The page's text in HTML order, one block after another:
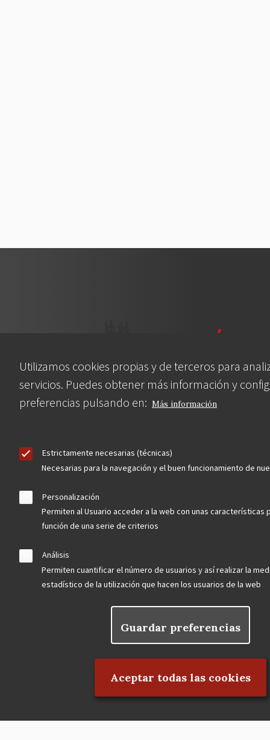
Utilizamos cookies propias y de terceros para
servicios. Puedes obtener más información y
preferencias pulsando en: Más información
Estrictamente necesarias (técnicas)
Necesarias para la navegación y el buen funcionamiento de
Personalización
Permiten al Usuario acceder a la web con unas características
función de una serie de criterios
Análisis
Permiten cuantificar el número de usuarios y así realizar la
estadístico de la utilización que hacen los usuarios de la web
Guardar preferencias
Aceptar todas las cookies
Asociación en defensa del Patrimonio
Menu
Footer
observatorio del patrimonio
buscador avanzado
Nuestras redes